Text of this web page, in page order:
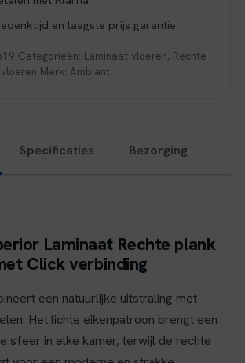
en laagste prijs garantie
Categorieën: Laminaat vloeren, Rechte
Merk: Ambiant
Specificaties Bezorging
Laminaat Rechte plank
Click verbinding
een natuurlijke uitstraling met
Het lichte eikenpatroon brengt een
sfeer in elke kamer, terwijl de rechte